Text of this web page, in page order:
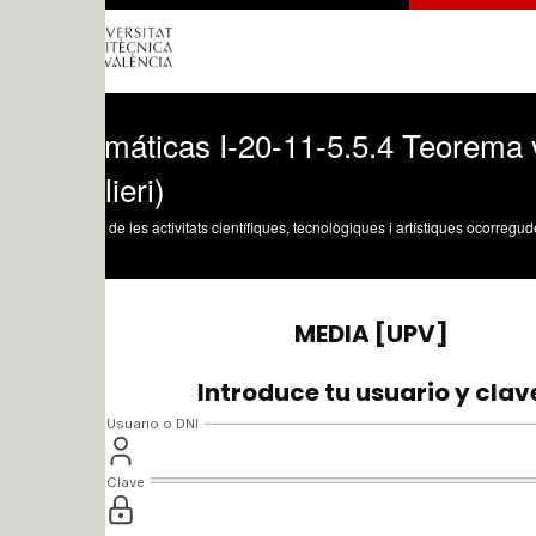
I-20-11-5.5.4 Teorema
les activitats científiques, tecnològiques i artístiques ocorregudes en els tres